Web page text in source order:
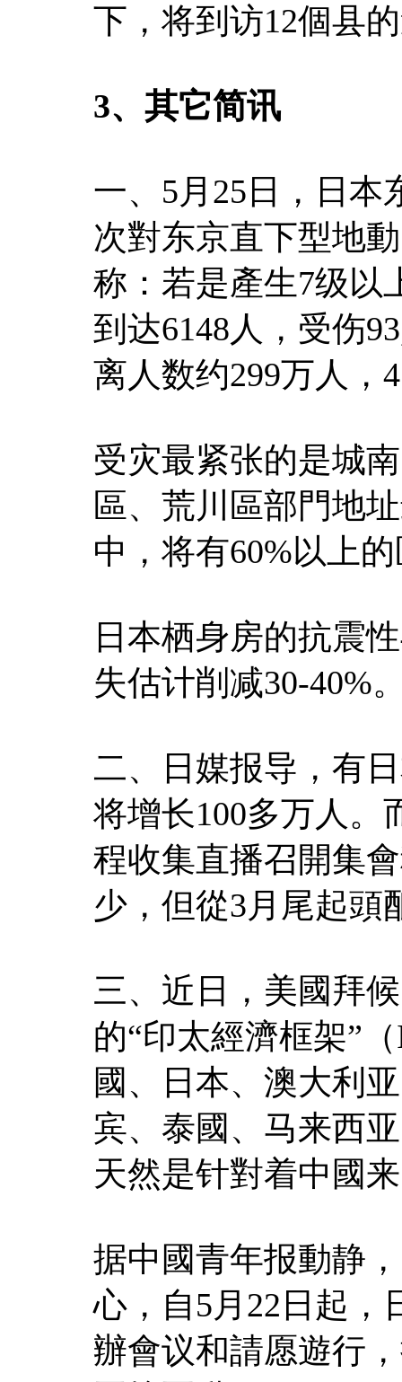
下，将到访12個县
3、其它简讯
一、5月25日，日本
次對东京直下型地
称：若是產生7级以
到达6148人，受伤
离人数约299万人，
受灾最紧张的是城
區、荒川區部門地
中，将有60%以上
日本栖身房的抗震
失估计削减30-40%
二、日媒报导，有
将增长100多万人。
程收集直播召開集
少，但從3月尾起頭
三、近日，美國拜
的“印太經濟框架”
國、日本、澳大利
宾、泰國、马来西
天然是针對着中國
据中國青年报動静
心，自5月22日起，
辦會议和請愿遊行